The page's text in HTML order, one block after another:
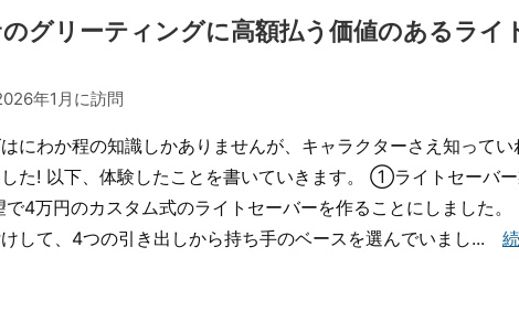
グリーティングに高額払う価値のあるライ
年1月に訪問
にわか程の知識しかありませんが、キャラクターさえ知ってい
た! 以下、体験したことを書いていきます。 ①ライトセーバ
4万円のカスタム式のライトセーバーを作ることにしました。
して、4つの引き出しから持ち手のベースを選んでいまし...